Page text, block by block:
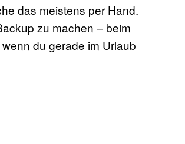
das meistens per Hand.
zu machen – beim
du gerade im Urlaub